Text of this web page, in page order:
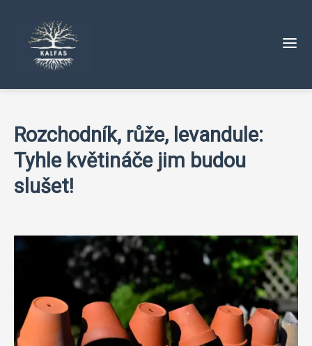
Rozchodník, růže, levandule:
Tyhle květináče jim budou
slušet!